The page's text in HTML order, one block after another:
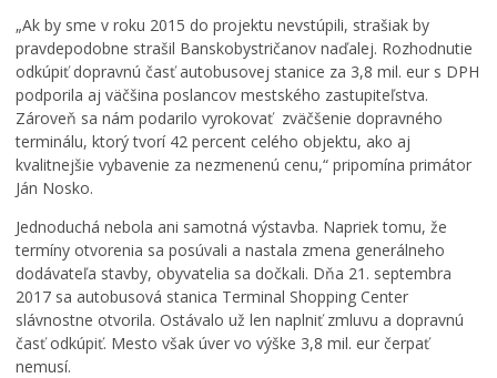
„Ak by sme v roku 2015 do projektu nevstúpili, strašiak by
pravdepodobne strašil Banskobystričanov naďalej. Rozhodnutie
odkúpiť dopravnú časť autobusovej stanice za 3,8 mil. eur s DPH
podporila aj väčšina poslancov mestského zastupiteľstva.
Zároveň sa nám podarilo vyrokovať zväčšenie dopravného
terminálu, ktorý tvorí 42 percent celého objektu, ako aj
kvalitnejšie vybavenie za nezmenenú cenu,“ pripomína primátor
Ján Nosko.
Jednoduchá nebola ani samotná výstavba. Napriek tomu, že
termíny otvorenia sa posúvali a nastala zmena generálneho
dodávateľa stavby, obyvatelia sa dočkali. Dňa 21. septembra
2017 sa autobusová stanica Terminal Shopping Center
slávnostne otvorila. Ostávalo už len naplniť zmluvu a dopravnú
časť odkúpiť. Mesto však úver vo výške 3,8 mil. eur čerpať
nemusí.
s
a
d
n
u
t
i
e
e
s
t
s
k
é
h
r
i
c
a
b
u
d
e
a
r
t
n
e
r
o
s
k
ý
p
a
r
k
,
c
h
v
ý
s
a
d